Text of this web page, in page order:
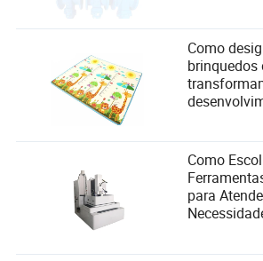
Como
brinquedos
infantil
Como
para